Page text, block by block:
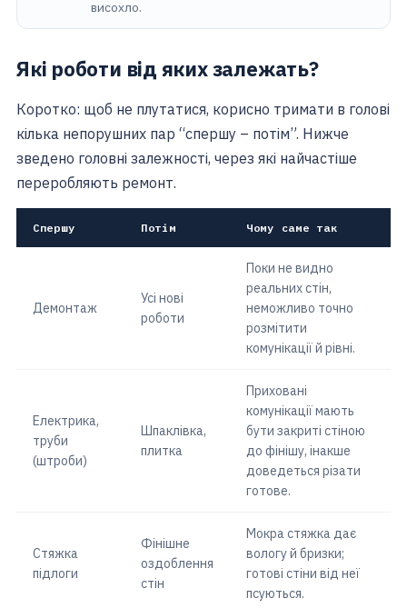
висохло.
Які роботи від яких залежать?
Коротко: щоб не плутатися, корисно тримати в голові
кілька непорушних пар “спершу – потім”. Нижче
зведено головні залежності, через які найчастіше
переробляють ремонт.
Спершу Потім Чому саме так
Демонтаж
Усі нові
роботи
Поки не видно
реальних стін,
неможливо точно
розмітити
комунікації й рівні.
Електрика,
труби
(штроби)
Шпаклівка,
плитка
Приховані
комунікації мають
бути закриті стіною
до фінішу, інакше
доведеться різати
готове.
Стяжка
підлоги
Фінішне
оздоблення
стін
Мокра стяжка дає
вологу й бризки;
готові стіни від неї
псуються.